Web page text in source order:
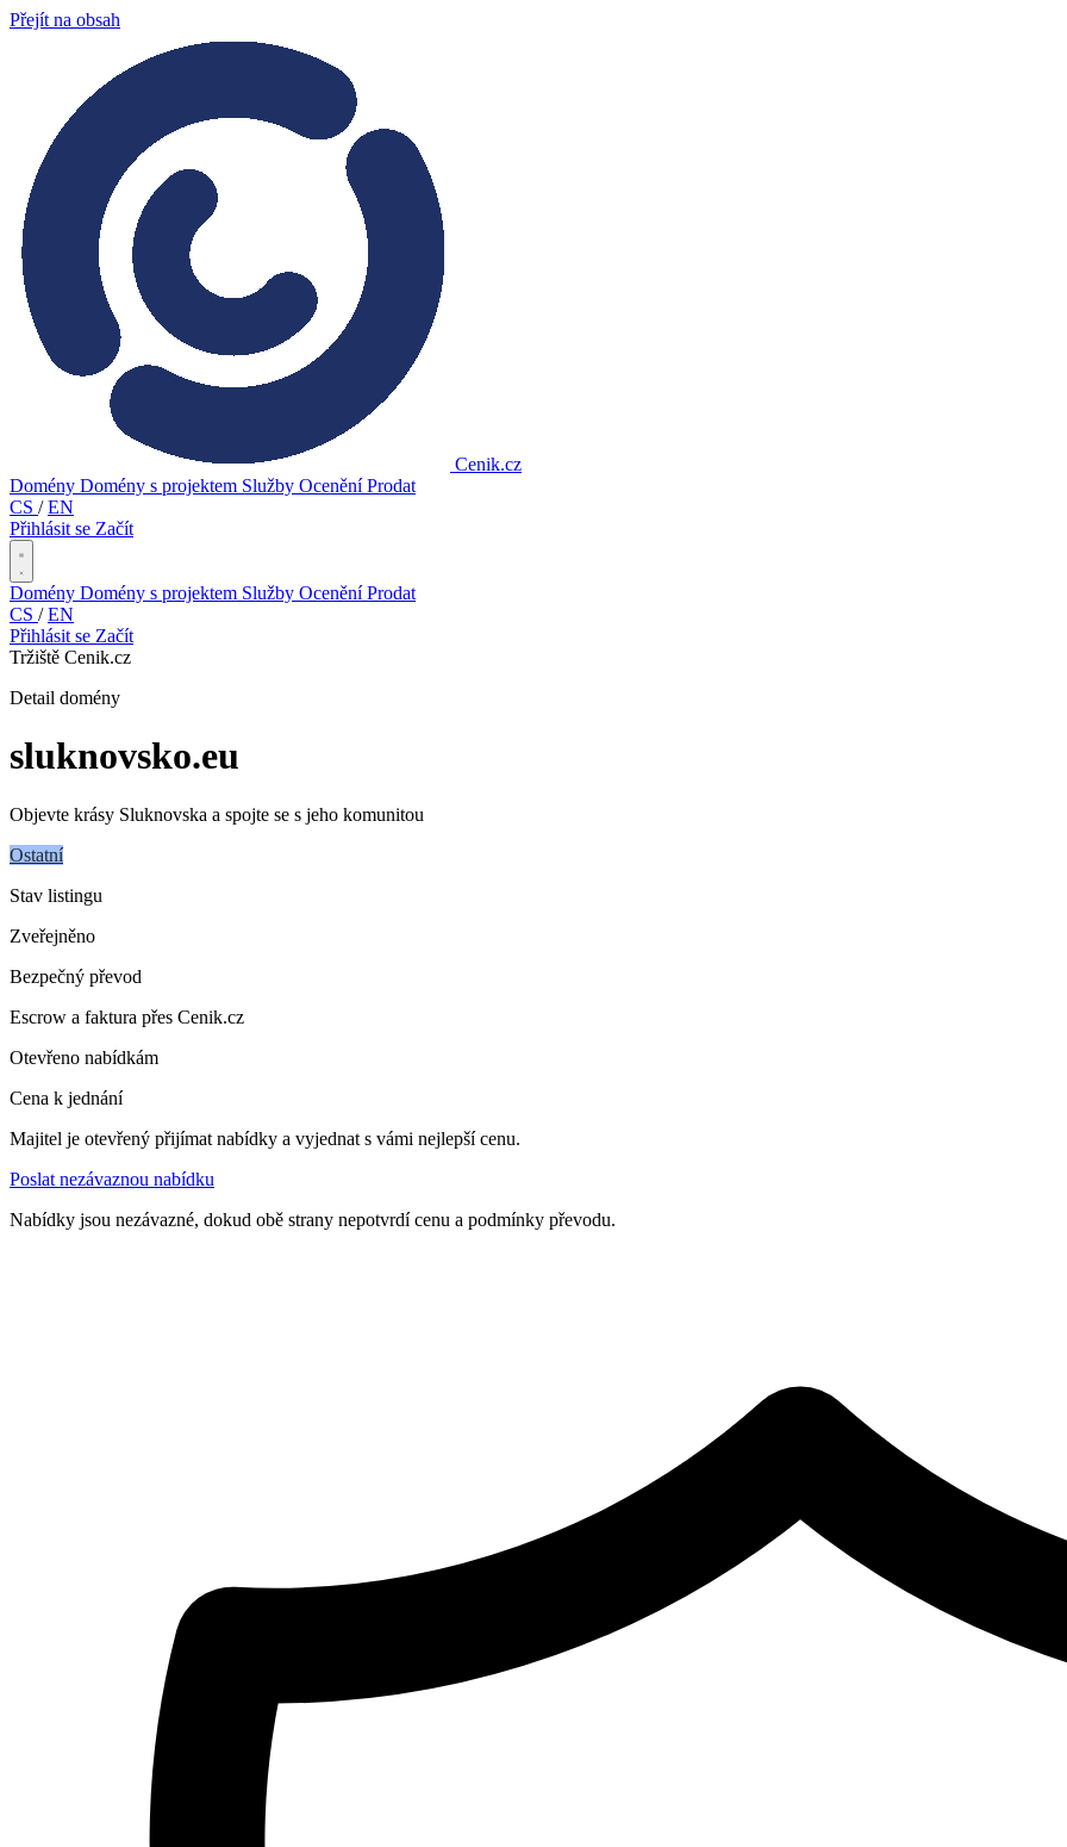
Přejít na obsah
Cenik.cz
Domény Domény s projektem Služby OceněníProdat
CS / EN
Přihlásit se Začít
Domény Domény s projektem Služby OceněníProdat
CS / EN
Přihlásit se Začít
Tržiště Cenik.cz
Detail domény
sluknovsko.eu
Objevte krásy Sluknovska a spojte se s jeho komunitou
Ostatní
Stav listingu
Zveřejněno
Bezpečný převod
Escrow a faktura přes Cenik.cz
Otevřeno nabídkám
Cena k jednání
Majitel je otevřený přijímat nabídky a vyjednat s vámi nejlepší cenu.
Poslat nezávaznou nabídku
Nabídky jsou nezávazné, dokud obě strany nepotvrdí cenu a podmínky převodu.